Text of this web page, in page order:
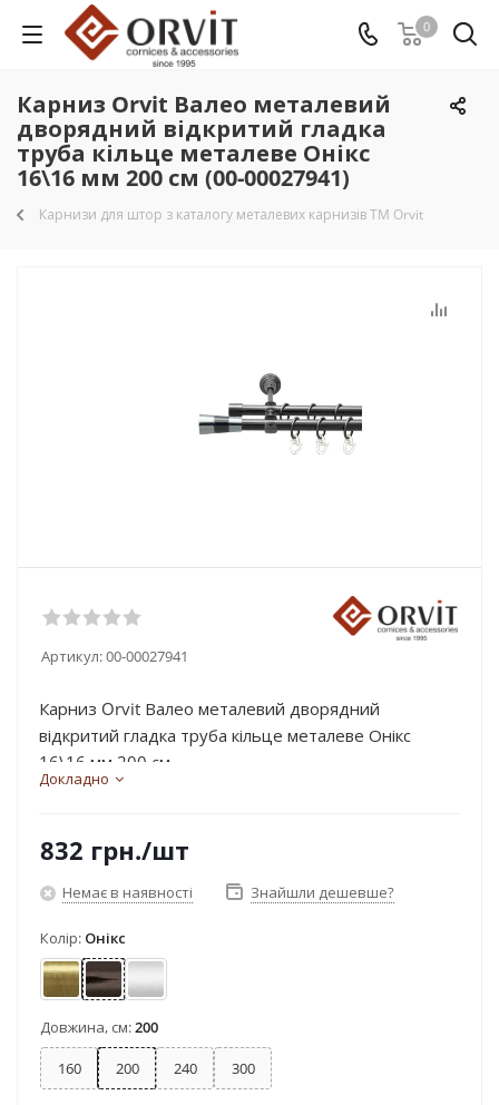
0
Карниз Orvit Валео металевий
дворядний відкритий гладка
труба кільце металеве Онікс
16\16 мм 200 см (00-00027941)
Карнизи для штор з каталогу металевих карнизів TM Orvit
Артикул:00-00027941
Карниз Orvit Валео металевий дворядний
відкритий гладка труба кільце металеве Онікс
16\16 мм 200 см...
Докладно
832 грн./шт
Немає в наявності Знайшли дешевше?
Колір: Онікс
АнтикОніксСатин
Довжина, см:200
160 200 240 300